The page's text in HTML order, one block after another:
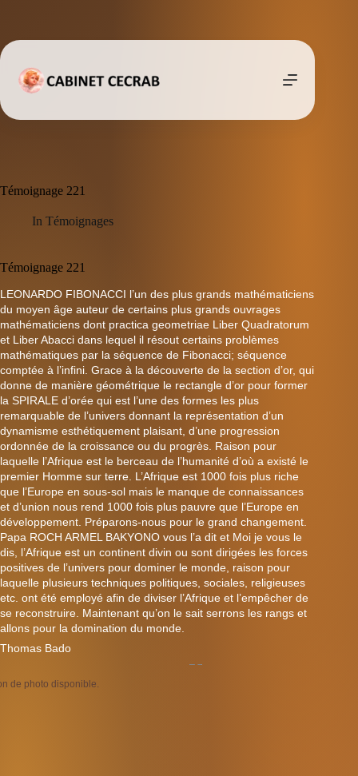
Témoignage 221
In Témoignages
Témoignage 221
LEONARDO FIBONACCI l’un des plus grands mathématiciens
du moyen âge auteur de certains plus grands ouvrages
mathématiciens dont practica geometriae Liber Quadratorum
et Liber Abacci dans lequel il résout certains problèmes
mathématiques par la séquence de Fibonacci; séquence
comptée à l’infini. Grace à la découverte de la section d’or, qui
donne de manière géométrique le rectangle d’or pour former
la SPIRALE d’orée qui est l’une des formes les plus
remarquable de l’univers donnant la représentation d’un
dynamisme esthétiquement plaisant, d’une progression
ordonnée de la croissance ou du progrès. Raison pour
laquelle l’Afrique est le berceau de l’humanité d’où a existé le
premier Homme sur terre. L’Afrique est 1000 fois plus riche
que l’Europe en sous-sol mais le manque de connaissances
et d’union nous rend 1000 fois plus pauvre que l’Europe en
développement. Préparons-nous pour le grand changement.
Papa ROCH ARMEL BAKYONO vous l’a dit et Moi je vous le
dis, l’Afrique est un continent divin ou sont dirigées les forces
positives de l’univers pour dominer le monde, raison pour
laquelle plusieurs techniques politiques, sociales, religieuses
etc. ont été employé afin de diviser l’Afrique et l’empêcher de
se reconstruire. Maintenant qu’on le sait serrons les rangs et
allons pour la domination du monde.
Thomas Bado